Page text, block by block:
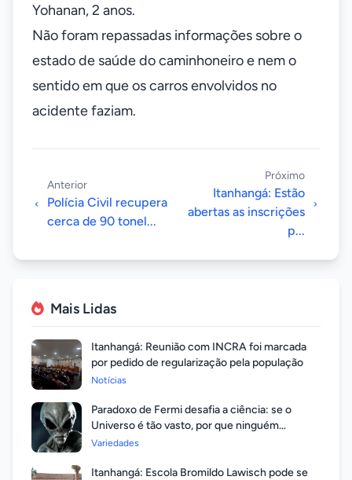
Yohanan, 2 anos.
Não foram repassadas informações sobre o
estado de saúde do caminhoneiro e nem o
sentido em que os carros envolvidos no
acidente faziam.
Anterior
Polícia Civil recupera
cerca de 90 tonel...
Próximo
Itanhangá: Estão
abertas as inscrições
p...
Mais Lidas
Itanhangá: Reunião com INCRA foi marcada
por pedido de regularização pela população
Notícias
Paradoxo de Fermi desafia a ciência: se o
Universo é tão vasto, por que ninguém
respondeu?
Variedades
Itanhangá: Escola Bromildo Lawisch pode se